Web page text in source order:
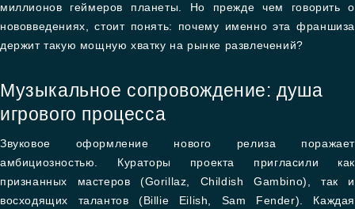
миллионов геймеров планеты. Но прежде чем говорить о
нововведениях, стоит понять: почему именно эта франшиза
держит такую мощную хватку на рынке развлечений?
Музыкальное сопровождение: душа
игрового процесса
Звуковое оформление нового релиза поражает
амбициозностью. Кураторы проекта пригласили как
признанных мастеров (Gorillaz, Childish Gambino), так и
восходящих талантов (Billie Eilish, Sam Fender). Каждая